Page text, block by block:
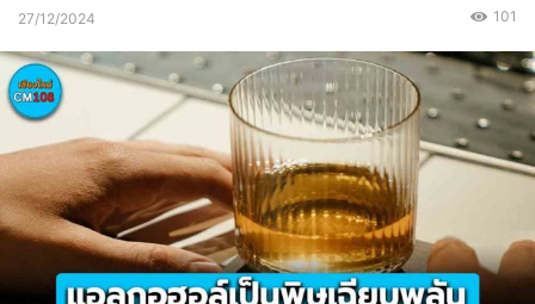
27/12/2024 101